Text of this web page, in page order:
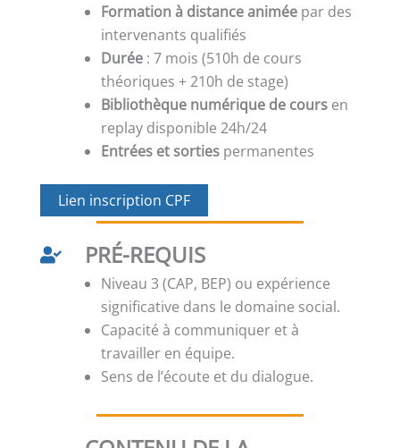
Formation à distance animée par des
intervenants qualifiés
Durée : 7 mois (510h de cours
théoriques + 210h de stage)
Bibliothèque numérique de cours en
replay disponible 24h/24
Entrées et sorties permanentes
Lien inscription CPF
PRÉ-REQUIS
Niveau 3 (CAP, BEP) ou expérience
significative dans le domaine social.
Capacité à communiquer et à
travailler en équipe.
Sens de l’écoute et du dialogue.